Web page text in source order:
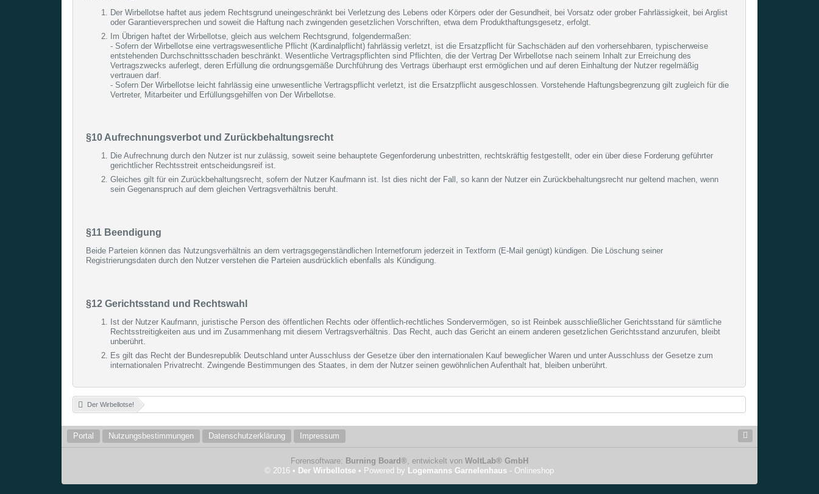
Der Wirbellotse haftet aus jedem Rechtsgrund uneingeschränkt bei Verletzung des Lebens oder Körpers oder der Gesundheit, bei Vorsatz oder grober Fahrlässigkeit, bei Arglist
oder Garantieversprechen und soweit die Haftung nach zwingenden gesetzlichen Vorschriften, etwa dem Produkthaftungsgesetz, erfolgt.
Im Übrigen haftet der Wirbellotse, gleich aus welchem Rechtsgrund, folgendermaßen:
- Sofern der Wirbellotse eine vertragswesentliche Pflicht (Kardinalpflicht) fahrlässig verletzt, ist die Ersatzpflicht für Sachschäden auf den vorhersehbaren, typischerweise
entstehenden Durchschnittsschaden beschränkt. Wesentliche Vertragspflichten sind Pflichten, die der Vertrag Der Wirbellotse nach seinem Inhalt zur Erreichung des
Vertragszwecks auferlegt, deren Erfüllung die ordnungsgemäße Durchführung des Vertrags überhaupt erst ermöglichen und auf deren Einhaltung der Nutzer regelmäßig
vertrauen darf.
- Sofern Der Wirbellotse leicht fahrlässig eine unwesentliche Vertragspflicht verletzt, ist die Ersatzpflicht ausgeschlossen. Vorstehende Haftungsbegrenzung gilt zugleich für die
Vertreter, Mitarbeiter und Erfüllungsgehilfen von Der Wirbellotse.
§10 Aufrechnungsverbot und Zurückbehaltungsrecht
Die Aufrechnung durch den Nutzer ist nur zulässig, soweit seine behauptete Gegenforderung unbestritten, rechtskräftig festgestellt, oder ein über diese Forderung geführter
gerichtlicher Rechtsstreit entscheidungsreif ist.
Gleiches gilt für ein Zurückbehaltungsrecht, sofern der Nutzer Kaufmann ist. Ist dies nicht der Fall, so kann der Nutzer ein Zurückbehaltungsrecht nur geltend machen, wenn
sein Gegenanspruch auf dem gleichen Vertragsverhältnis beruht.
§11 Beendigung
Beide Parteien können das Nutzungsverhältnis an dem vertragsgegenständlichen Internetforum jederzeit in Textform (E-Mail genügt) kündigen. Die Löschung seiner
Registrierungsdaten durch den Nutzer verstehen die Parteien ausdrücklich ebenfalls als Kündigung.
§12 Gerichtsstand und Rechtswahl
Ist der Nutzer Kaufmann, juristische Person des öffentlichen Rechts oder öffentlich-rechtliches Sondervermögen, so ist Reinbek ausschließlicher Gerichtsstand für sämtliche
Rechtsstreitigkeiten aus und im Zusammenhang mit diesem Vertragsverhältnis. Das Recht, auch das Gericht an einem anderen gesetzlichen Gerichtsstand anzurufen, bleibt
unberührt.
Es gilt das Recht der Bundesrepublik Deutschland unter Ausschluss der Gesetze über den internationalen Kauf beweglicher Waren und unter Ausschluss der Gesetze zum
internationalen Privatrecht. Zwingende Bestimmungen des Staates, in dem der Nutzer seinen gewöhnlichen Aufenthalt hat, bleiben unberührt.
Der Wirbellotse!
Portal Nutzungsbestimmungen Datenschutzerklärung Impressum
Forensoftware: Burning Board®, entwickelt von WoltLab® GmbH
© 2016 • Der Wirbellotse • Powered by Logemanns Garnelenhaus - Onlineshop